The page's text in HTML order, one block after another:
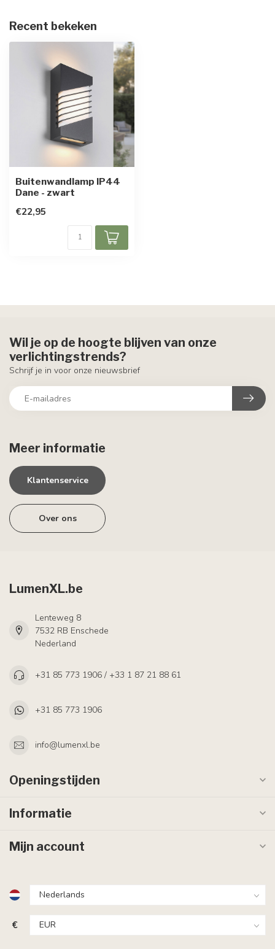
Recent bekeken
Buitenwandlamp IP44
Dane - zwart
€22,95
Meer informatie
Klantenservice
Over ons
Wil je op de hoogte blijven van onze
verlichtingstrends?
Schrijf je in voor onze nieuwsbrief
LumenXL.be
Lenteweg 8
7532 RB Enschede
Nederland
+31 85 773 1906 / +33 1 87 21 88 61
+31 85 773 1906
info@lumenxl.be
Openingstijden
Informatie
Mijn account
€